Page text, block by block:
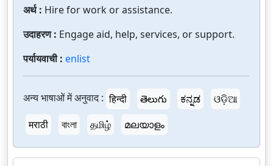
अर्थ : Hire for work or assistance.
उदाहरण : Engage aid, help, services, or support.
पर्यायवाची : enlist
अन्य भाषाओं में अनुवाद : हिन्दी తెలుగు ಕನ್ನಡ
ଓଡ଼ିଆ
मराठी
বাংলা தமிழ் മലയാളം